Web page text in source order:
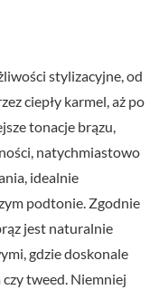
stylizacyjne, od
ciepły karmel, aż po
tonacje brązu,
natychmiastowo
idealnie
podtonie. Zgodnie
jest naturalnie
gdzie doskonale
tweed. Niemniej